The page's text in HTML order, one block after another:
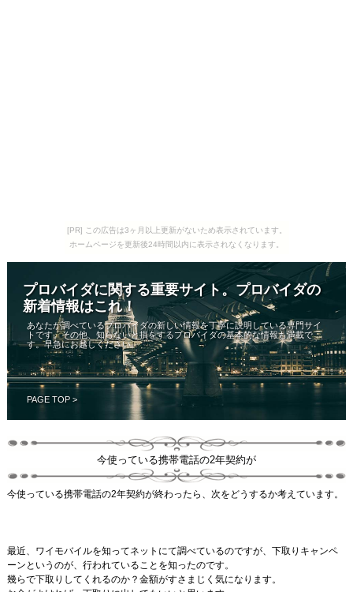
[PR] この広告は3ヶ月以上更新がないため表示されています。
ホームページを更新後24時間以内に表示されなくなります。
プロバイダに関する重要サイト。プロバイダの
新着情報はこれ！
あなたが調べているプロバイダの新しい情報を丁寧に説明している専門サイ
トです。その他、知らないと損をするプロバイダの基本的な情報も満載で
す。早急にお越しください。
PAGE TOP >
今使っている携帯電話の2年契約が
今使っている携帯電話の2年契約が終わったら、次をどうするか考えています。
最近、ワイモバイルを知ってネットにて調べているのですが、下取りキャンペ
ーンというのが、行われていることを知ったのです。
幾らで下取りしてくれるのか？金額がすさまじく気になります。